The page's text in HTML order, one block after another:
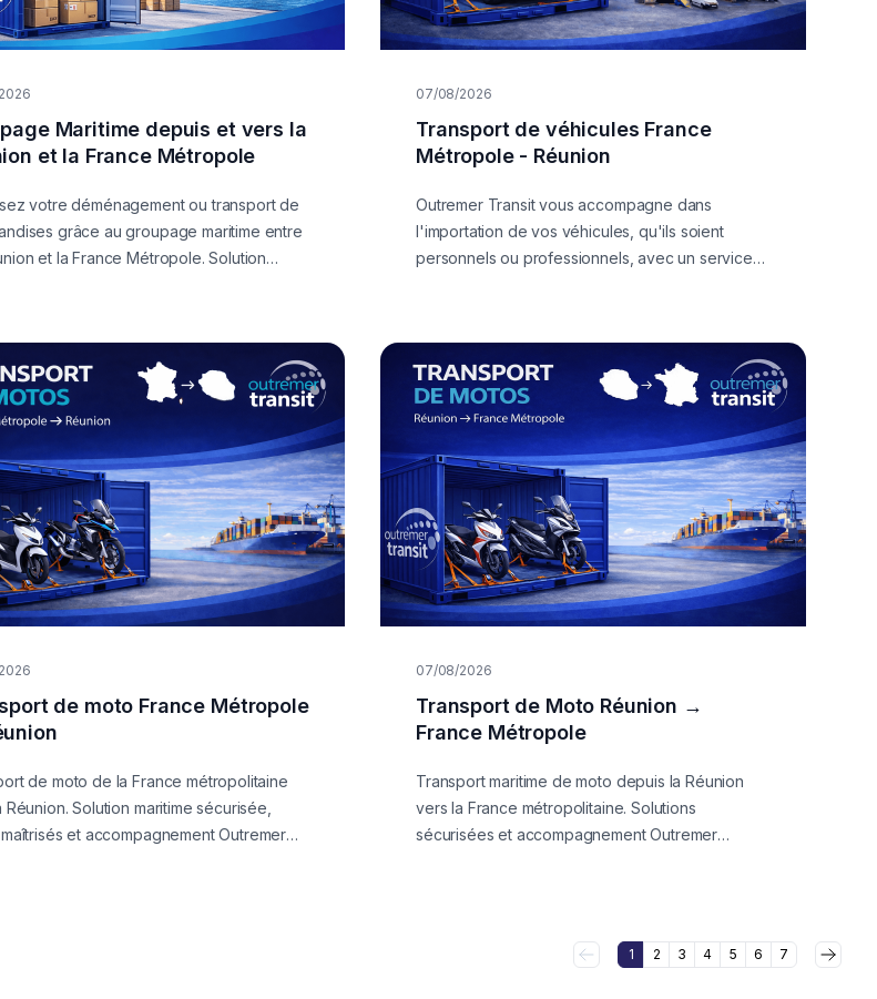
Maritime depuis et vers la
et la France Métropole
votre déménagement ou transport de
grâce au groupage maritime entre
et la France Métropole. Solution
07/08/2026
Transport de véhicules France
Métropole - Réunion
Outremer Transit vous accompagne dans
l'importation de vos véhicules, qu'ils soient
personnels ou professionnels, avec un service
de moto France Métropole
de moto de la France métropolitaine
Réunion. Solution maritime sécurisée,
et accompagnement Outremer
07/08/2026
Transport de Moto Réunion →
France Métropole
Transport maritime de moto depuis la Réunion
vers la France métropolitaine. Solutions
sécurisées et accompagnement Outremer
1 2 3 4 5 6 7